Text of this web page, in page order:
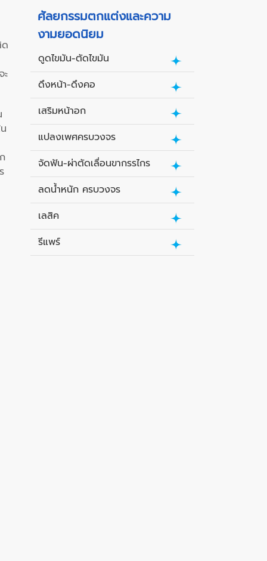
ศัลยกรรมตกแต่งและความ
งามยอดนิยม
ดูดไขมัน-ตัดไขมัน
ดึงหน้า-ดึงคอ
เสริมหน้าอก
แปลงเพศครบวงจร
จัดฟัน-ผ่าตัดเลื่อนขากรรไกร
ลดน้ำหนัก ครบวงจร
เลสิค
รีแพร์